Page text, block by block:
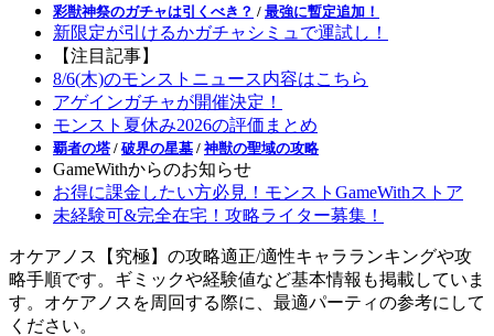
彩獣神祭のガチャは引くべき？ / 最強に暫定追加！
新限定が引けるかガチャシミュで運試し！
【注目記事】
8/6(木)のモンストニュース内容はこちら
アゲインガチャが開催決定！
モンスト夏休み2026の評価まとめ
覇者の塔 / 破界の星墓 / 神獣の聖域の攻略
GameWithからのお知らせ
お得に課金したい方必見！モンストGameWithストア
未経験可&完全在宅！攻略ライター募集！
オケアノス【究極】の攻略適正/適性キャラランキングや攻
略手順です。ギミックや経験値など基本情報も掲載していま
す。オケアノスを周回する際に、最適パーティの参考にして
ください。